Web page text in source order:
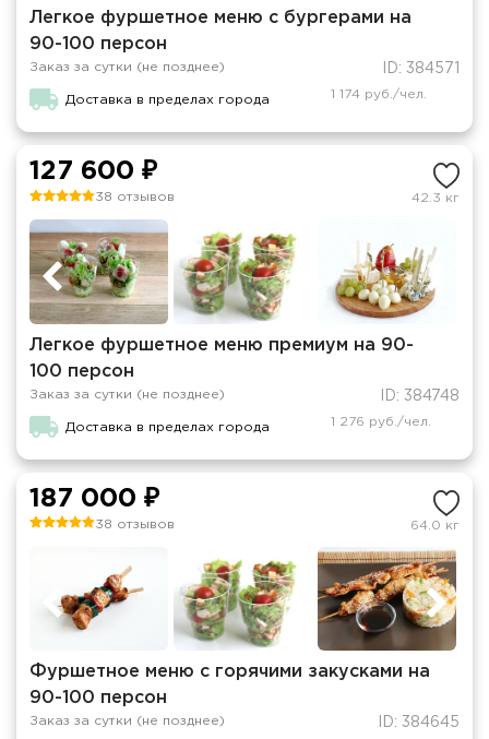
Легкое фуршетное меню с бургерами на
90-100 персон
Заказ за сутки (не позднее) ID: 384571
Доставка в пределах города 1 174 руб./чел.
127 600 ₽
38 отзывов 42.3 кг
Легкое фуршетное меню премиум на 90-
100 персон
Заказ за сутки (не позднее) ID: 384748
Доставка в пределах города 1 276 руб./чел.
187 000 ₽
38 отзывов 64.0 кг
Фуршетное меню с горячими закусками на
90-100 персон
Заказ за сутки (не позднее) ID: 384645